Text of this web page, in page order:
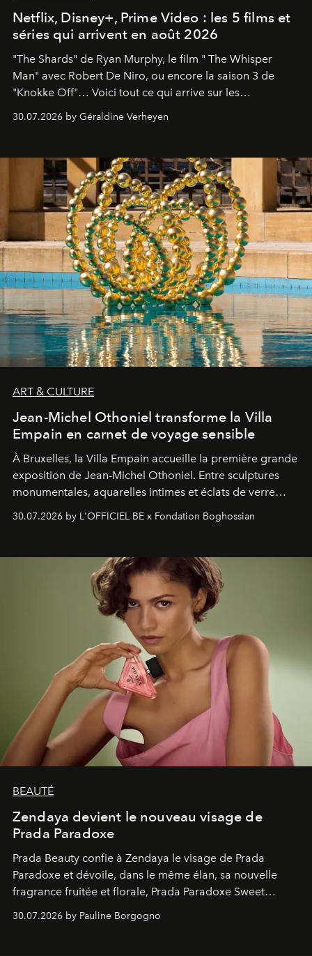
Netflix, Disney+, Prime Video : les 5 films et
séries qui arrivent en août 2026
"The Shards" de Ryan Murphy, le film " The Whisper
Man" avec Robert De Niro, ou encore la saison 3 de
"Knokke Off"… Voici tout ce qui arrive sur les
30.07.2026 by Géraldine Verheyen
ART & CULTURE
Jean-Michel Othoniel transforme la Villa
Empain en carnet de voyage sensible
À Bruxelles, la Villa Empain accueille la première grande
exposition de Jean-Michel Othoniel. Entre sculptures
monumentales, aquarelles intimes et éclats de verre
émotionnel où chaque œuvre devient le souvenir
émerveillement.
30.07.2026 by L'OFFICIEL BE x Fondation Boghossian
BEAUTÉ
Zendaya devient le nouveau visage de
Prada Paradoxe
Prada Beauty confie à Zendaya le visage de Prada
Paradoxe et dévoile, dans le même élan, sa nouvelle
fragrance fruitée et florale, Prada Paradoxe Sweet
30.07.2026 by Pauline Borgogno